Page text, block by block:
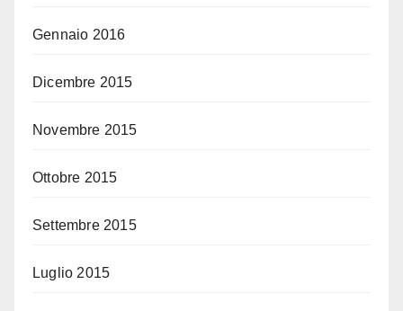
Gennaio 2016
Dicembre 2015
Novembre 2015
Ottobre 2015
Settembre 2015
Luglio 2015